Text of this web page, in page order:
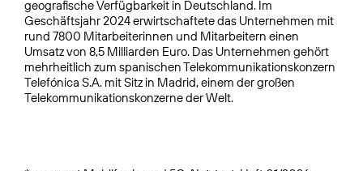
geografische Verfügbarkeit in Deutschland. Im
Geschäftsjahr 2024 erwirtschaftete das Unternehmen mit
rund 7800 Mitarbeiterinnen und Mitarbeitern einen
Umsatz von 8,5 Milliarden Euro. Das Unternehmen gehört
mehrheitlich zum spanischen Telekommunikationskonzern
Telefónica S.A. mit Sitz in Madrid, einem der großen
Telekommunikationskonzerne der Welt.